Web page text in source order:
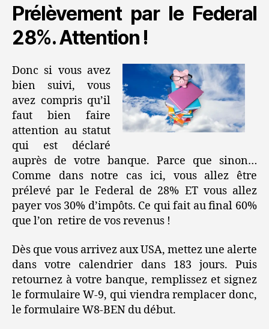
Prélèvement par le Federal
28%. Attention !
Donc si vous avez
bien suivi, vous
avez compris qu’il
faut bien faire
attention au statut
qui est déclaré
auprès de votre banque. Parce que sinon…
Comme dans notre cas ici, vous allez être
prélevé par le Federal de 28% ET vous allez
payer vos 30% d’impôts. Ce qui fait au final 60%
que l’on retire de vos revenus !
Dès que vous arrivez aux USA, mettez une alerte
dans votre calendrier dans 183 jours. Puis
retournez à votre banque, remplissez et signez
le formulaire W-9, qui viendra remplacer donc,
le formulaire W8-BEN du début.